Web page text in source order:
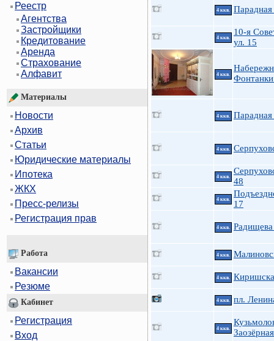
Реестр
Агентства
Застройщики
Кредитование
Аренда
Страхование
Алфавит
Материалы
Новости
Архив
Статьи
Юридические материалы
Ипотека
ЖКХ
Пресс-релизы
Регистрация прав
Работа
Вакансии
Резюме
Кабинет
Регистрация
Вход
4 ккв. Парадная
4 ккв.
10-я
ул. 15
4 ккв.
4 ккв. Парадная
4 ккв.
4 ккв.
48
4 ккв.
17
4 ккв.
4 ккв.
4 ккв.
4 ккв. пл.
4 ккв.